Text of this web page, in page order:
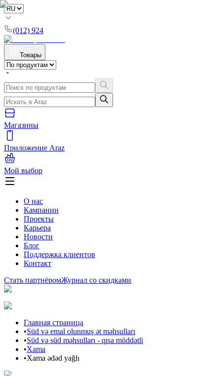
(012) 924
Товары
Магазины
Приложение Araz
Мой выбор
О нас
Кампании
Проекты
Карьера
Новости
Блог
Поддержка клиентов
Контакт
Стать партнёромЖурнал со скидками
Главная страница
•Süd və emal olunmuş ət məhsulları
•Süd və süd məhsulları - qısa müddətli
•Xama
•Xama ədəd yağlı